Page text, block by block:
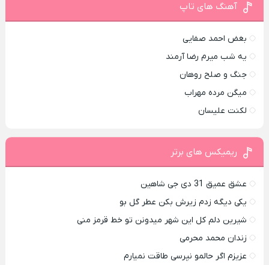
آهنگ های تاپ
بغض احمد صفایی
یه شب میرم رضا آرمند
جنگ و صلح روهان
میگن مرده مهراب
لکنت علیسان
ریمیکس های برتر
عشق عمیق 31 دی جی شاهین
یکی دیگه زدم زیرش بکن عطر گل بو
شیرین دلم کل این شهر میدونن تو خط قرمز منی
زندان محمد محرمی
عزیزم اگر حالمو نپرسی طاقت نمیارم